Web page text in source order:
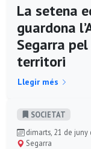
La setena
guardona
Segarra
territori
Llegir més
SOCIETAT
dimarts, 21 de juny
Segarra